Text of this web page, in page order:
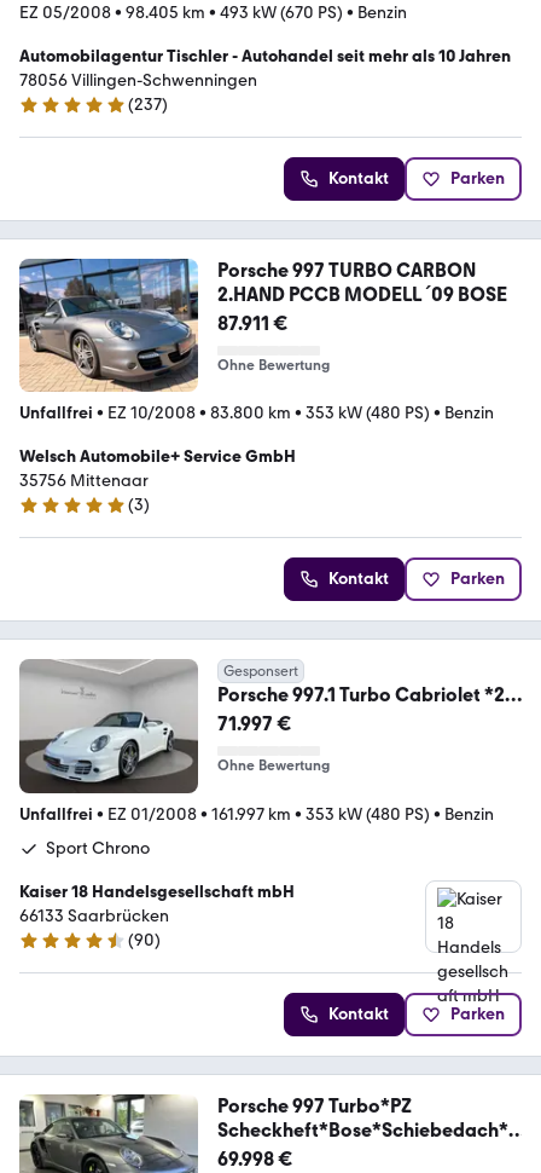
EZ 05/2008• 98.405 km • 493 kW (670 PS) • Benzin
Automobilagentur Tischler - Autohandel seit mehr als 10 Jahren
78056 Villingen-Schwenningen
4.9 Sterne
(237)
Kontakt Parken
Porsche 997 TURBO CARBON
2.HAND PCCB MODELL ´09 BOSE
87.911 €
Ohne Bewertung
Unfallfrei • EZ 10/2008• 83.800 km • 353 kW (480 PS) • Benzin
Welsch Automobile+ Service GmbH
35756 Mittenaar
5 Sterne
(3)
Kontakt Parken
Gesponsert
Porsche 997.1 Turbo Cabriolet *2.
Hand*Lederpaket*Bose*
71.997 €
Ohne Bewertung
Unfallfrei • EZ 01/2008• 161.997 km • 353 kW (480 PS) • Benzin
Sport Chrono
Kaiser 18 Handelsgesellschaft mbH
66133 Saarbrücken
4.4 Sterne
(90)
Kontakt Parken
Porsche 997 Turbo*PZ
Scheckheft*Bose*Schiebedach*S
port C
69.998 €